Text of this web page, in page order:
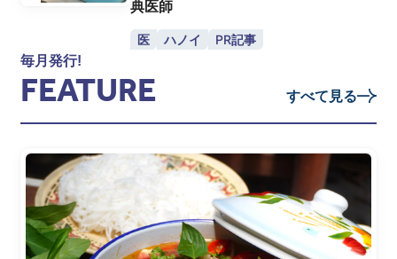
典医師
医 ハノイ PR記事
毎月発行!
FEATURE すべて見る